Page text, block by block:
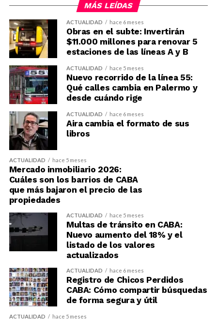
MÁS LEÍDAS
ACTUALIDAD hace 6 meses
Obras en el subte: Invertirán
$11.000 millones para renovar 5
estaciones de las líneas A y B
ACTUALIDAD hace 5 meses
Nuevo recorrido de la línea 55:
Qué calles cambia en Palermo y
desde cuándo rige
ACTUALIDAD hace 6 meses
Aira cambia el formato de sus
libros
ACTUALIDAD hace 5 meses
Mercado inmobiliario 2026:
Cuáles son los barrios de CABA
que más bajaron el precio de las
propiedades
ACTUALIDAD hace 5 meses
Multas de tránsito en CABA:
Nuevo aumento del 18% y el
listado de los valores
actualizados
ACTUALIDAD hace 6 meses
Registro de Chicos Perdidos
CABA: Cómo compartir búsquedas
de forma segura y útil
ACTUALIDAD hace 5 meses